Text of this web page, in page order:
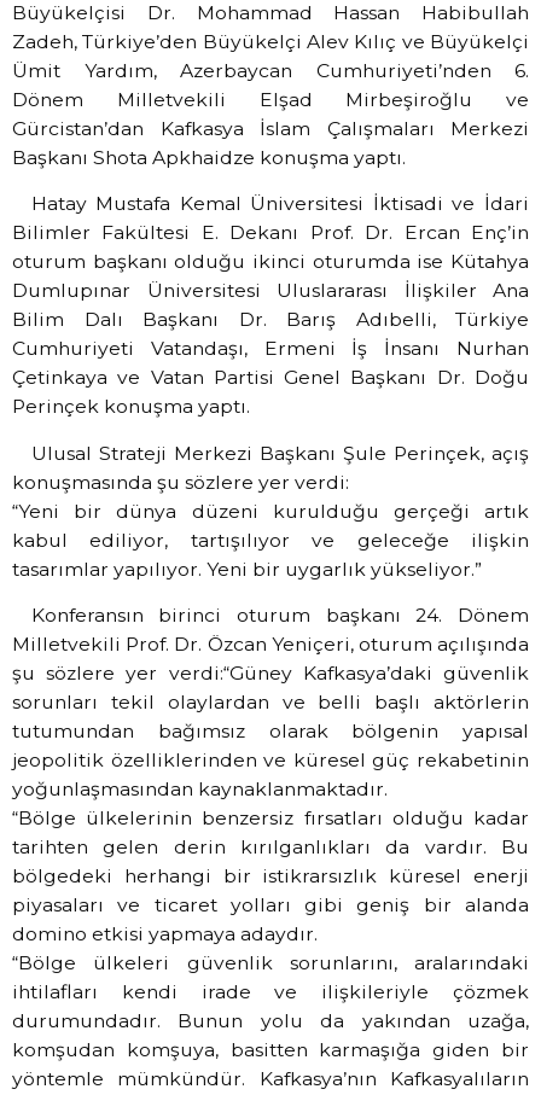
Büyükelçisi Dr. Mohammad Hassan Habibullah
Zadeh, Türkiye’den Büyükelçi Alev Kılıç ve Büyükelçi
Ümit Yardım, Azerbaycan Cumhuriyeti’nden 6.
Dönem Milletvekili Elşad Mirbeşiroğlu ve
Gürcistan’dan Kafkasya İslam Çalışmaları Merkezi
Başkanı Shota Apkhaidze konuşma yaptı.
Hatay Mustafa Kemal Üniversitesi İktisadi ve İdari
Bilimler Fakültesi E. Dekanı Prof. Dr. Ercan Enç’in
oturum başkanı olduğu ikinci oturumda ise Kütahya
Dumlupınar Üniversitesi Uluslararası İlişkiler Ana
Bilim Dalı Başkanı Dr. Barış Adıbelli, Türkiye
Cumhuriyeti Vatandaşı, Ermeni İş İnsanı Nurhan
Çetinkaya ve Vatan Partisi Genel Başkanı Dr. Doğu
Perinçek konuşma yaptı.
Ulusal Strateji Merkezi Başkanı Şule Perinçek, açış
konuşmasında şu sözlere yer verdi:
“Yeni bir dünya düzeni kurulduğu gerçeği artık
kabul ediliyor, tartışılıyor ve geleceğe ilişkin
tasarımlar yapılıyor. Yeni bir uygarlık yükseliyor.”
Konferansın birinci oturum başkanı 24. Dönem
Milletvekili Prof. Dr. Özcan Yeniçeri, oturum açılışında
şu sözlere yer verdi:“Güney Kafkasya’daki güvenlik
sorunları tekil olaylardan ve belli başlı aktörlerin
tutumundan bağımsız olarak bölgenin yapısal
jeopolitik özelliklerinden ve küresel güç rekabetinin
yoğunlaşmasından kaynaklanmaktadır.
“Bölge ülkelerinin benzersiz fırsatları olduğu kadar
tarihten gelen derin kırılganlıkları da vardır. Bu
bölgedeki herhangi bir istikrarsızlık küresel enerji
piyasaları ve ticaret yolları gibi geniş bir alanda
domino etkisi yapmaya adaydır.
“Bölge ülkeleri güvenlik sorunlarını, aralarındaki
ihtilafları kendi irade ve ilişkileriyle çözmek
durumundadır. Bunun yolu da yakından uzağa,
komşudan komşuya, basitten karmaşığa giden bir
yöntemle mümkündür. Kafkasya’nın Kafkasyalıların